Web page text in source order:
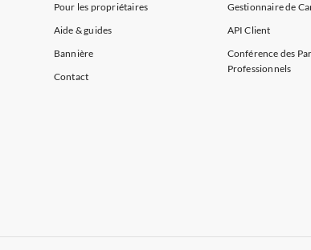
Pour les propriétaires
Aide & guides
Bannière
Contact
Gestionnaire de
API Client
Conférence des
Professionnels